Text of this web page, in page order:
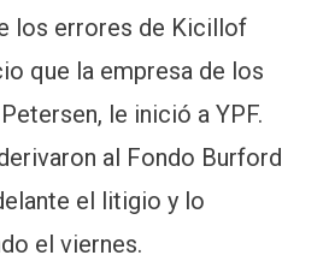
los errores de Kicillof
que la empresa de los
le inició a YPF.
al Fondo Burford
el litigio y lo
el viernes.